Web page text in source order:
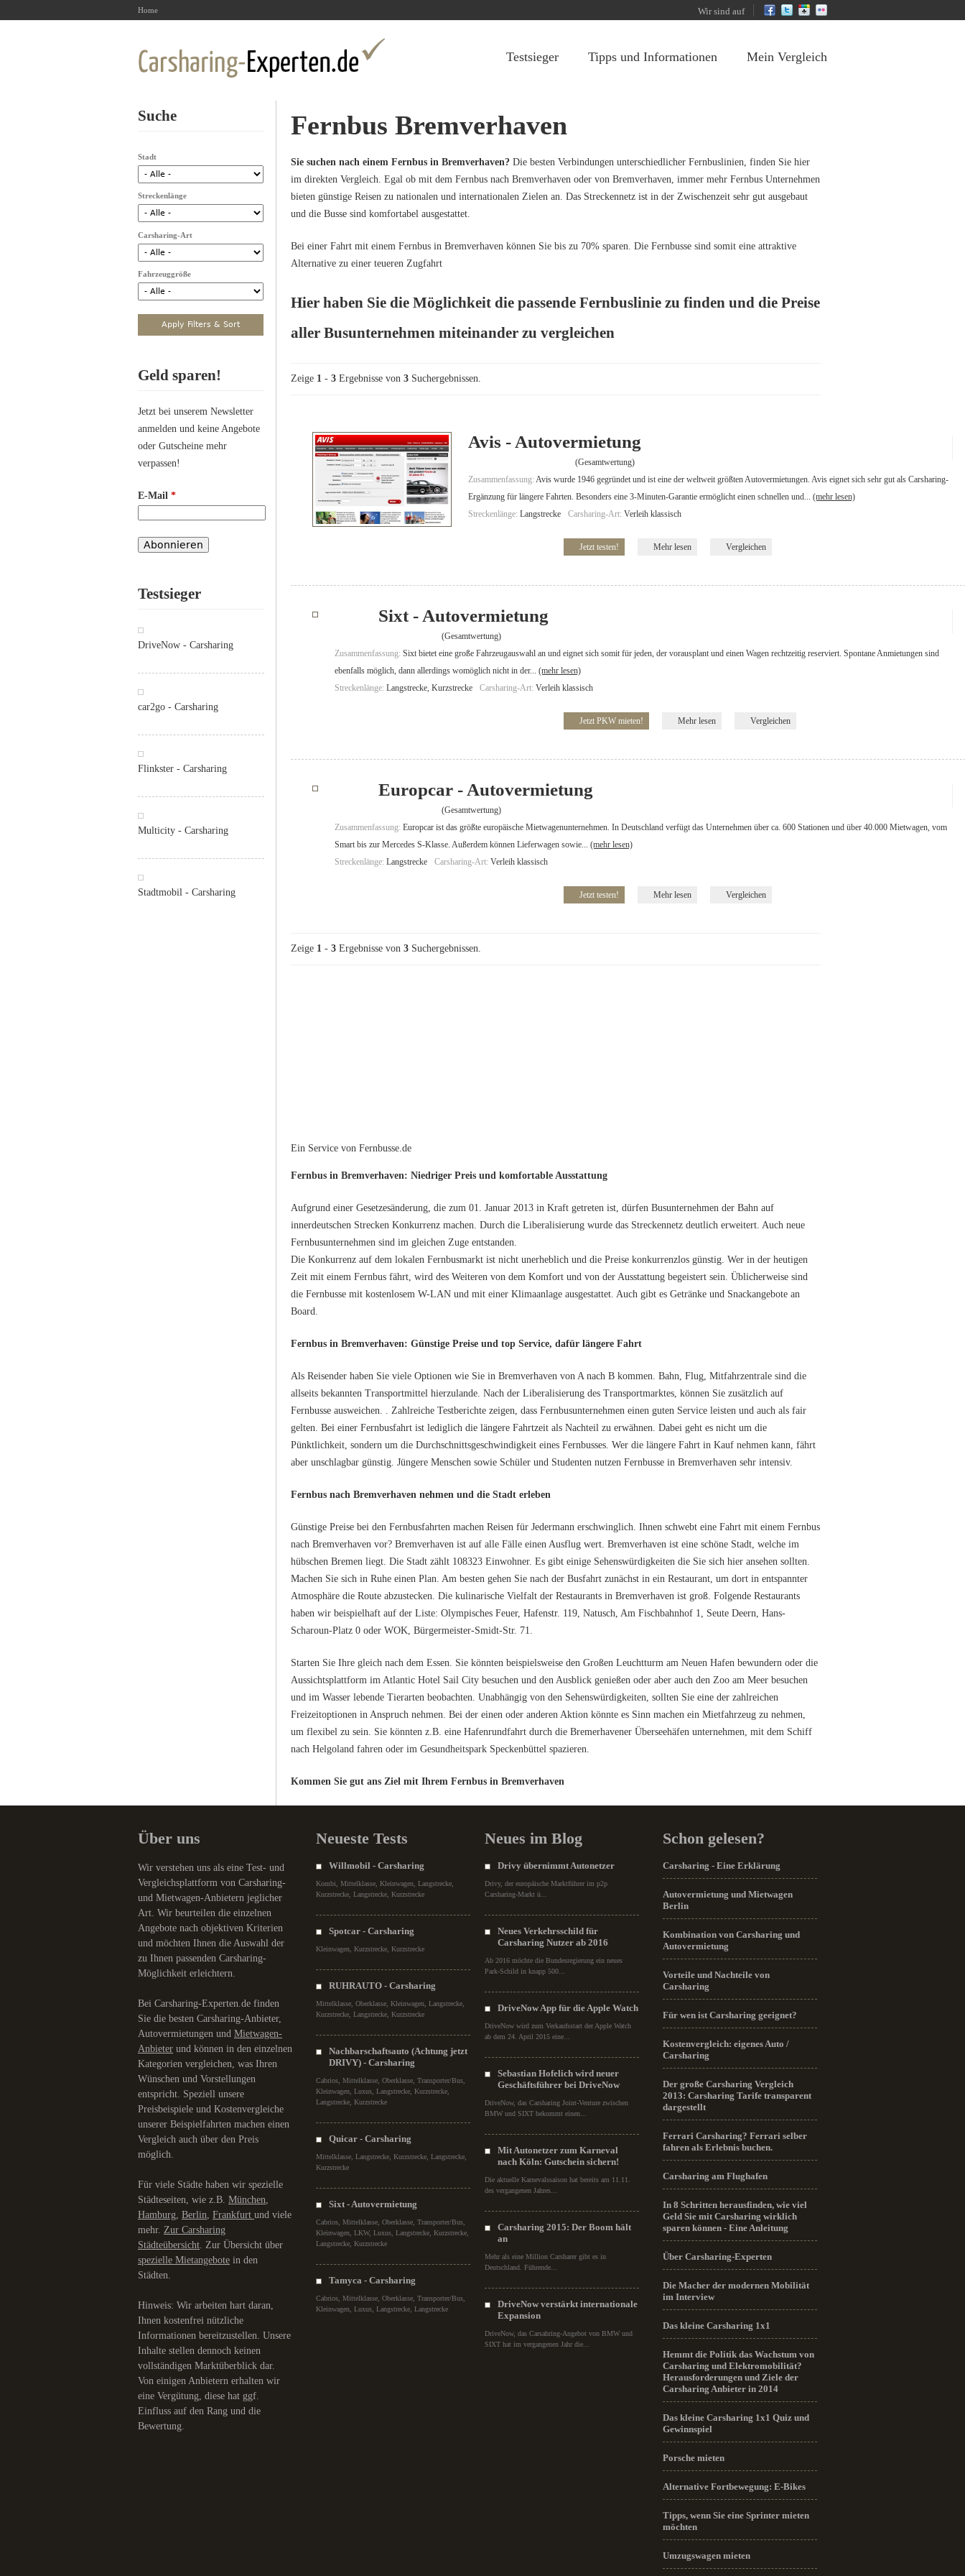
Home Wir sind auf
Testsieger Tipps und Informationen Mein Vergleich
Fernbus Bremverhaven
Sie suchen nach einem Fernbus in Bremverhaven? Die besten Verbindungen unterschiedlicher Fernbuslinien, finden Sie hier
im direkten Vergleich. Egal ob mit dem Fernbus nach Bremverhaven oder von Bremverhaven, immer mehr Fernbus Unternehmen
bieten günstige Reisen zu nationalen und internationalen Zielen an. Das Streckennetz ist in der Zwischenzeit sehr gut ausgebaut
und die Busse sind komfortabel ausgestattet.
Bei einer Fahrt mit einem Fernbus in Bremverhaven können Sie bis zu 70% sparen. Die Fernbusse sind somit eine attraktive
Alternative zu einer teueren Zugfahrt
Hier haben Sie die Möglichkeit die passende Fernbuslinie zu finden und die Preise
aller Busunternehmen miteinander zu vergleichen
Zeige 1 - 3 Ergebnisse von 3 Suchergebnissen.
Avis - Autovermietung
(Gesamtwertung)
Zusammenfassung: Avis wurde 1946 gegründet und ist eine der weltweit größten Autovermietungen. Avis eignet sich sehr gut als Carsharing-
Ergänzung für längere Fahrten. Besonders eine 3-Minuten-Garantie ermöglicht einen schnellen und... (mehr lesen)
Streckenlänge: Langstrecke Carsharing-Art: Verleih klassisch
Jetzt testen! Mehr lesen Vergleichen
Sixt - Autovermietung
(Gesamtwertung)
Zusammenfassung: Sixt bietet eine große Fahrzeugauswahl an und eignet sich somit für jeden, der vorausplant und einen Wagen rechtzeitig reserviert. Spontane Anmietungen sind
ebenfalls möglich, dann allerdings womöglich nicht in der... (mehr lesen)
Streckenlänge: Langstrecke, Kurzstrecke Carsharing-Art: Verleih klassisch
Jetzt PKW mieten! Mehr lesen Vergleichen
Europcar - Autovermietung
(Gesamtwertung)
Zusammenfassung: Europcar ist das größte europäische Mietwagenunternehmen. In Deutschland verfügt das Unternehmen über ca. 600 Stationen und über 40.000 Mietwagen, vom
Smart bis zur Mercedes S-Klasse. Außerdem können Lieferwagen sowie... (mehr lesen)
Streckenlänge: Langstrecke Carsharing-Art: Verleih klassisch
Jetzt testen! Mehr lesen Vergleichen
Zeige 1 - 3 Ergebnisse von 3 Suchergebnissen.
Ein Service von Fernbusse.de
Fernbus in Bremverhaven: Niedriger Preis und komfortable Ausstattung
Aufgrund einer Gesetzesänderung, die zum 01. Januar 2013 in Kraft getreten ist, dürfen Busunternehmen der Bahn auf
innerdeutschen Strecken Konkurrenz machen. Durch die Liberalisierung wurde das Streckennetz deutlich erweitert. Auch neue
Fernbusunternehmen sind im gleichen Zuge entstanden.
Die Konkurrenz auf dem lokalen Fernbusmarkt ist nicht unerheblich und die Preise konkurrenzlos günstig. Wer in der heutigen
Zeit mit einem Fernbus fährt, wird des Weiteren von dem Komfort und von der Ausstattung begeistert sein. Üblicherweise sind
die Fernbusse mit kostenlosem W-LAN und mit einer Klimaanlage ausgestattet. Auch gibt es Getränke und Snackangebote an
Board.
Fernbus in Bremverhaven: Günstige Preise und top Service, dafür längere Fahrt
Als Reisender haben Sie viele Optionen wie Sie in Bremverhaven von A nach B kommen. Bahn, Flug, Mitfahrzentrale sind die
allseits bekannten Transportmittel hierzulande. Nach der Liberalisierung des Transportmarktes, können Sie zusätzlich auf
Fernbusse ausweichen. . Zahlreiche Testberichte zeigen, dass Fernbusunternehmen einen guten Service leisten und auch als fair
gelten. Bei einer Fernbusfahrt ist lediglich die längere Fahrtzeit als Nachteil zu erwähnen. Dabei geht es nicht um die
Pünktlichkeit, sondern um die Durchschnittsgeschwindigkeit eines Fernbusses. Wer die längere Fahrt in Kauf nehmen kann, fährt
aber unschlagbar günstig. Jüngere Menschen sowie Schüler und Studenten nutzen Fernbusse in Bremverhaven sehr intensiv.
Fernbus nach Bremverhaven nehmen und die Stadt erleben
Günstige Preise bei den Fernbusfahrten machen Reisen für Jedermann erschwinglich. Ihnen schwebt eine Fahrt mit einem Fernbus
nach Bremverhaven vor? Bremverhaven ist auf alle Fälle einen Ausflug wert. Bremverhaven ist eine schöne Stadt, welche im
hübschen Bremen liegt. Die Stadt zählt 108323 Einwohner. Es gibt einige Sehenswürdigkeiten die Sie sich hier ansehen sollten.
Machen Sie sich in Ruhe einen Plan. Am besten gehen Sie nach der Busfahrt zunächst in ein Restaurant, um dort in entspannter
Atmosphäre die Route abzustecken. Die kulinarische Vielfalt der Restaurants in Bremverhaven ist groß. Folgende Restaurants
haben wir beispielhaft auf der Liste: Olympisches Feuer, Hafenstr. 119, Natusch, Am Fischbahnhof 1, Seute Deern, Hans-
Scharoun-Platz 0 oder WOK, Bürgermeister-Smidt-Str. 71.
Starten Sie Ihre gleich nach dem Essen. Sie könnten beispielsweise den Großen Leuchtturm am Neuen Hafen bewundern oder die
Aussichtsplattform im Atlantic Hotel Sail City besuchen und den Ausblick genießen oder aber auch den Zoo am Meer besuchen
und im Wasser lebende Tierarten beobachten. Unabhängig von den Sehenswürdigkeiten, sollten Sie eine der zahlreichen
Freizeitoptionen in Anspruch nehmen. Bei der einen oder anderen Aktion könnte es Sinn machen ein Mietfahrzeug zu nehmen,
um flexibel zu sein. Sie könnten z.B. eine Hafenrundfahrt durch die Bremerhavener Überseehäfen unternehmen, mit dem Schiff
nach Helgoland fahren oder im Gesundheitspark Speckenbüttel spazieren.
Kommen Sie gut ans Ziel mit Ihrem Fernbus in Bremverhaven
Suche
Stadt
Streckenlänge
Carsharing-Art
Fahrzeuggröße
Geld sparen!
Jetzt bei unserem Newsletter
anmelden und keine Angebote
oder Gutscheine mehr
verpassen!
E-Mail *
Testsieger
DriveNow - Carsharing
car2go - Carsharing
Flinkster - Carsharing
Multicity - Carsharing
Stadtmobil - Carsharing
Über uns
Wir verstehen uns als eine Test- und
Vergleichsplattform von Carsharing-
und Mietwagen-Anbietern jeglicher
Art. Wir beurteilen die einzelnen
Angebote nach objektiven Kriterien
und möchten Ihnen die Auswahl der
zu Ihnen passenden Carsharing-
Möglichkeit erleichtern.
Bei Carsharing-Experten.de finden
Sie die besten Carsharing-Anbieter,
Autovermietungen und Mietwagen-
Anbieter und können in den einzelnen
Kategorien vergleichen, was Ihren
Wünschen und Vorstellungen
entspricht. Speziell unsere
Preisbeispiele und Kostenvergleiche
unserer Beispielfahrten machen einen
Vergleich auch über den Preis
möglich.
Für viele Städte haben wir spezielle
Städteseiten, wie z.B. München,
Hamburg, Berlin, Frankfurt und viele
mehr. Zur Carsharing
Städteübersicht. Zur Übersicht über
spezielle Mietangebote in den
Städten.
Hinweis: Wir arbeiten hart daran,
Ihnen kostenfrei nützliche
Informationen bereitzustellen. Unsere
Inhalte stellen dennoch keinen
vollständigen Marktüberblick dar.
Von einigen Anbietern erhalten wir
eine Vergütung, diese hat ggf.
Einfluss auf den Rang und die
Bewertung.
Neueste Tests
Willmobil - Carsharing
Kombi, Mittelklasse, Kleinwagen, Langstrecke,
Kurzstrecke, Langstrecke, Kurzstrecke
Spotcar - Carsharing
Kleinwagen, Kurzstrecke, Kurzstrecke
RUHRAUTO - Carsharing
Mittelklasse, Oberklasse, Kleinwagen, Langstrecke,
Kurzstrecke, Langstrecke, Kurzstrecke
Nachbarschaftsauto (Achtung jetzt
DRIVY) - Carsharing
Cabrios, Mittelklasse, Oberklasse, Transporter/Bus,
Kleinwagen, Luxus, Langstrecke, Kurzstrecke,
Langstrecke, Kurzstrecke
Quicar - Carsharing
Mittelklasse, Langstrecke, Kurzstrecke, Langstrecke,
Kurzstrecke
Sixt - Autovermietung
Cabrios, Mittelklasse, Oberklasse, Transporter/Bus,
Kleinwagen, LKW, Luxus, Langstrecke, Kurzstrecke,
Langstrecke, Kurzstrecke
Tamyca - Carsharing
Cabrios, Mittelklasse, Oberklasse, Transporter/Bus,
Kleinwagen, Luxus, Langstrecke, Langstrecke
Neues im Blog
Drivy übernimmt Autonetzer
Drivy, der europäische Marktführer im p2p
Carsharing-Markt ü...
Neues Verkehrsschild für
Carsharing Nutzer ab 2016
Ab 2016 möchte die Bundesregierung ein neues
Park-Schild in knapp 500...
DriveNow App für die Apple Watch
DriveNow wird zum Verkaufsstart der Apple Watch
ab dem 24. April 2015 eine...
Sebastian Hofelich wird neuer
Geschäftsführer bei DriveNow
DriveNow, das Carsharing Joint-Venture zwischen
BMW und SIXT bekommt einen...
Mit Autonetzer zum Karneval
nach Köln: Gutschein sichern!
Die aktuelle Karnevalssaison hat bereits am 11.11.
des vergangenen Jahres...
Carsharing 2015: Der Boom hält
an
Mehr als eine Million Carsharer gibt es in
Deutschland. Führende...
DriveNow verstärkt internationale
Expansion
DriveNow, das Carsahring-Angebot von BMW und
SIXT hat im vergangenen Jahr die...
Schon gelesen?
Carsharing - Eine Erklärung
Autovermietung und Mietwagen
Berlin
Kombination von Carsharing und
Autovermietung
Vorteile und Nachteile von
Carsharing
Für wen ist Carsharing geeignet?
Kostenvergleich: eigenes Auto /
Carsharing
Der große Carsharing Vergleich
2013: Carsharing Tarife transparent
dargestellt
Ferrari Carsharing? Ferrari selber
fahren als Erlebnis buchen.
Carsharing am Flughafen
In 8 Schritten herausfinden, wie viel
Geld Sie mit Carsharing wirklich
sparen können - Eine Anleitung
Über Carsharing-Experten
Die Macher der modernen Mobilität
im Interview
Das kleine Carsharing 1x1
Hemmt die Politik das Wachstum von
Carsharing und Elektromobilität?
Herausforderungen und Ziele der
Carsharing Anbieter in 2014
Das kleine Carsharing 1x1 Quiz und
Gewinnspiel
Porsche mieten
Alternative Fortbewegung: E-Bikes
Tipps, wenn Sie eine Sprinter mieten
möchten
Umzugswagen mieten